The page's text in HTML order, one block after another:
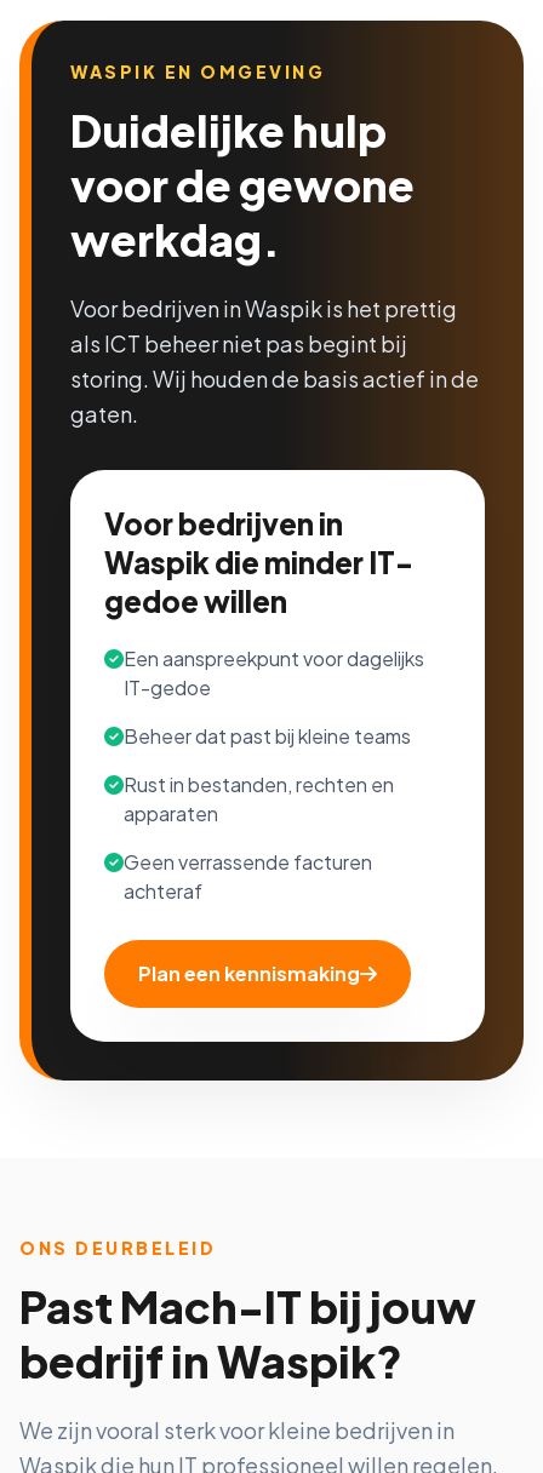
WASPIK EN OMGEVING
Duidelijke hulp
voor de gewone
werkdag.
Voor bedrijven in Waspik is het prettig
als ICT beheer niet pas begint bij
storing. Wij houden de basis actief in de
gaten.
Voor bedrijven in
Waspik die minder IT-
gedoe willen
Een aanspreekpunt voor dagelijks
IT-gedoe
Beheer dat past bij kleine teams
Rust in bestanden, rechten en
apparaten
Geen verrassende facturen
achteraf
Plan een kennismaking
ONS DEURBELEID
Past Mach-IT bij jouw
bedrijf in Waspik?
We zijn vooral sterk voor kleine bedrijven in
Waspik die hun IT professioneel willen regelen,